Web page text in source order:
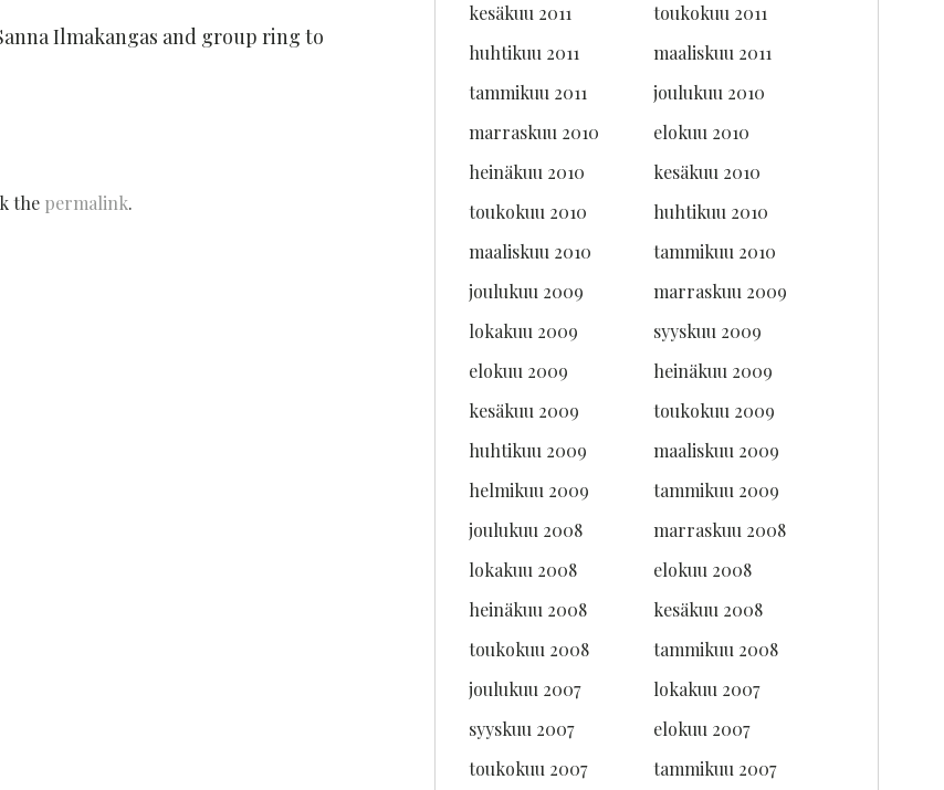
Ilmakangas and group ring to
the permalink.
kesäkuu 2011
toukokuu 2011
huhtikuu 2011
maaliskuu 2011
tammikuu 2011
joulukuu 2010
marraskuu 2010
elokuu 2010
heinäkuu 2010
kesäkuu 2010
toukokuu 2010
huhtikuu 2010
maaliskuu 2010
tammikuu 2010
joulukuu 2009
marraskuu 2009
lokakuu 2009
syyskuu 2009
elokuu 2009
heinäkuu 2009
kesäkuu 2009
toukokuu 2009
huhtikuu 2009
maaliskuu 2009
helmikuu 2009
tammikuu 2009
joulukuu 2008
marraskuu 2008
lokakuu 2008
elokuu 2008
heinäkuu 2008
kesäkuu 2008
toukokuu 2008
tammikuu 2008
joulukuu 2007
lokakuu 2007
syyskuu 2007
elokuu 2007
toukokuu 2007
tammikuu 2007